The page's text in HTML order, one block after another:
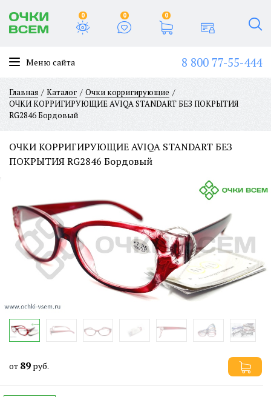
0 0 0
Меню сайта 8 800 77-55-444
Главная Каталог
Очки корригирующие
ОЧКИ КОРРИГИРУЮЩИЕ AVIQA STANDART БЕЗ ПОКРЫТИЯ
RG2846 Бордовый
ОЧКИ КОРРИГИРУЮЩИЕ AVIQA STANDART БЕЗ
ПОКРЫТИЯ RG2846 Бордовый
от 89 руб.